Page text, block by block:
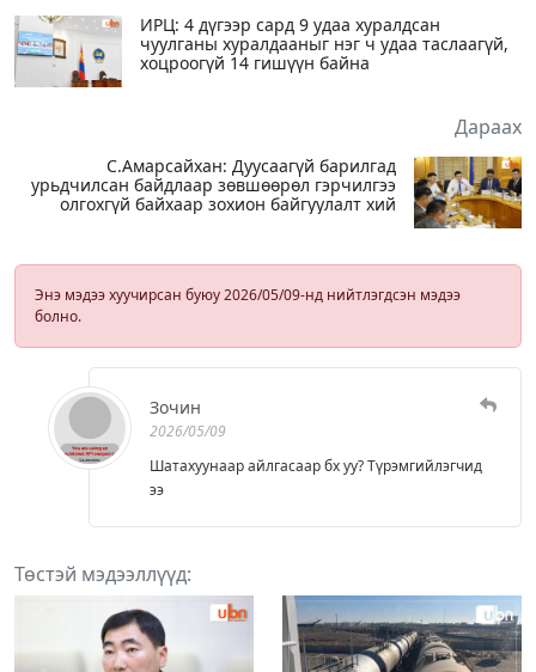
ИРЦ: 4 дүгээр сард 9 удаа хуралдсан
чуулганы хуралдааныг нэг ч удаа таслаагүй,
хоцроогүй 14 гишүүн байна
Дараах
С.Амарсайхан: Дуусаагүй барилгад
урьдчилсан байдлаар зөвшөөрөл гэрчилгээ
олгохгүй байхаар зохион байгуулалт хий
Энэ мэдээ хуучирсан буюу 2026/05/09-нд нийтлэгдсэн мэдээ
болно.
Зочин
2026/05/09
Шатахуунаар айлгасаар бх уу? Түрэмгийлэгчид
ээ
Төстэй мэдээллүүд: